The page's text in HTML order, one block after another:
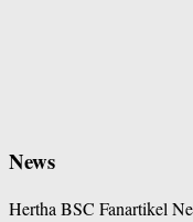
News
Hertha BSC Fanartikel